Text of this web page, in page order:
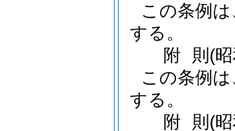
この条例
する。
附 則 (
この条例
する。
附 則 (